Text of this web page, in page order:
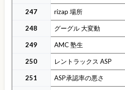
247 rizap 場所
248 グーグル 大変動
249 AMC 塾生
250 レントラックス ASP
251 ASP承認率の悪さ